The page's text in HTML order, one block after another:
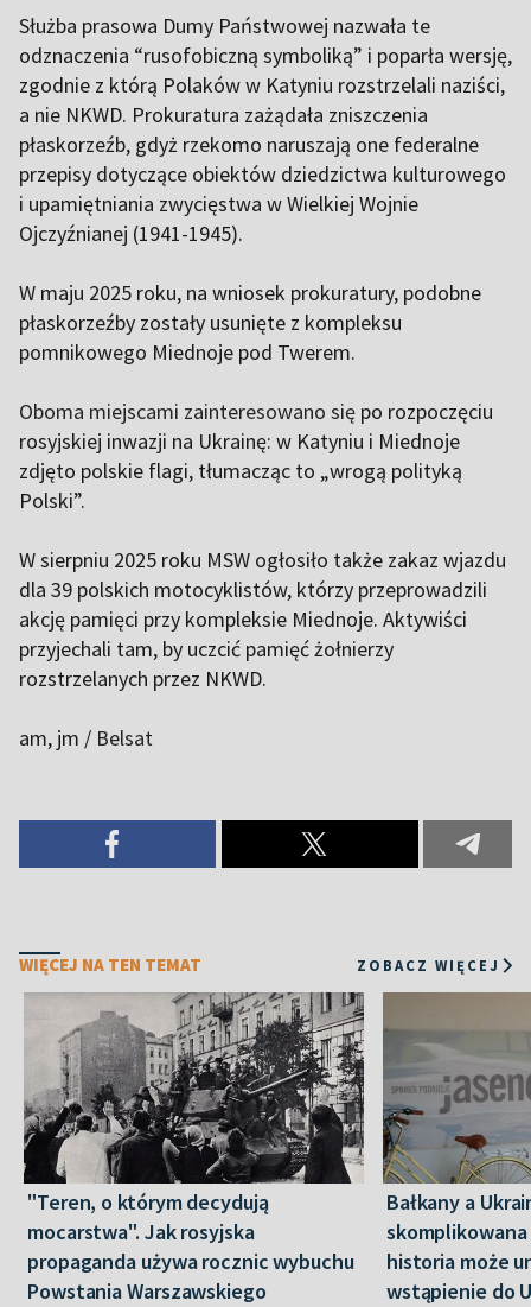
Służba prasowa Dumy Państwowej nazwała te
odznaczenia “rusofobiczną symboliką” i poparła wersję,
zgodnie z którą Polaków w Katyniu rozstrzelali naziści,
a nie NKWD. Prokuratura zażądała zniszczenia
płaskorzeźb, gdyż rzekomo naruszają one federalne
przepisy dotyczące obiektów dziedzictwa kulturowego
i upamiętniania zwycięstwa w Wielkiej Wojnie
Ojczyźnianej (1941-1945).
W maju 2025 roku, na wniosek prokuratury, podobne
płaskorzeźby zostały usunięte z kompleksu
pomnikowego Miednoje pod Twerem.
Oboma miejscami zainteresowano się po rozpoczęciu
rosyjskiej inwazji na Ukrainę: w Katyniu i Miednoje
zdjęto polskie flagi, tłumacząc to „wrogą polityką
Polski”.
W sierpniu 2025 roku MSW ogłosiło także zakaz wjazdu
dla 39 polskich motocyklistów, którzy przeprowadzili
akcję pamięci przy kompleksie Miednoje. Aktywiści
przyjechali tam, by uczcić pamięć żołnierzy
rozstrzelanych przez NKWD.
am, jm / Belsat
WIĘCEJ NA TEN TEMAT ZOBACZ WIĘCEJ
"Teren, o którym decydują
mocarstwa". Jak rosyjska
propaganda używa rocznic wybuchu
Powstania Warszawskiego
Bałkany a
historia może
wstąpienie do